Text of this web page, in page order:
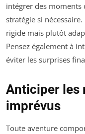
intégrer des
stratégie si
rigide mais plutôt
Pensez également à
éviter les surprises
Anticiper les
imprévus
Toute aventure